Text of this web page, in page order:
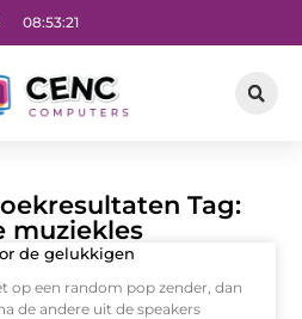
08:53:22
Tag:
muziekles
de gelukkigen
op een random pop zender, dan
de andere uit de speakers